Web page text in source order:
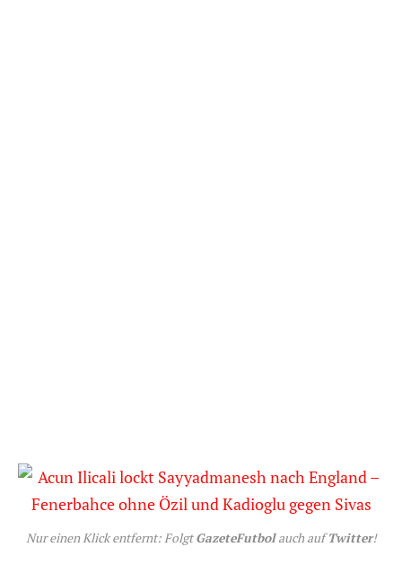
Nur einen Klick entfernt: FolgtGazeteFutbolauch aufTwitter!